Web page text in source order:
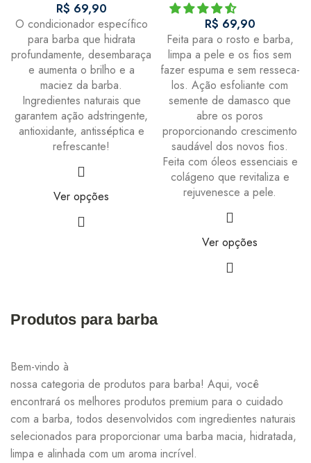
R$
O condicionador específico
para barba que hidrata
profundamente, desembaraça
e aumenta o brilho e a
maciez da barba.
Ingredientes naturais que
garantem ação adstringente,
antioxidante, antisséptica e
refrescante!
Ver opções
R$
Feita para o rosto e barba,
limpa a pele e os fios sem
fazer espuma e sem resseca-
los. Ação esfoliante com
semente de damasco que
abre os poros
proporcionando crescimento
saudável dos novos fios.
Feita com óleos essenciais e
colágeno que revitaliza e
rejuvenesce a pele.
Ver opções
Produtos para barba
Bem-vindo à
nossa categoria de produtos para barba! Aqui, você
encontrará os melhores produtos premium para o cuidado
com a barba, todos desenvolvidos com ingredientes naturais
selecionados para proporcionar uma barba macia, hidratada,
limpa e alinhada com um aroma incrível.
R$144,80R$ 130,32